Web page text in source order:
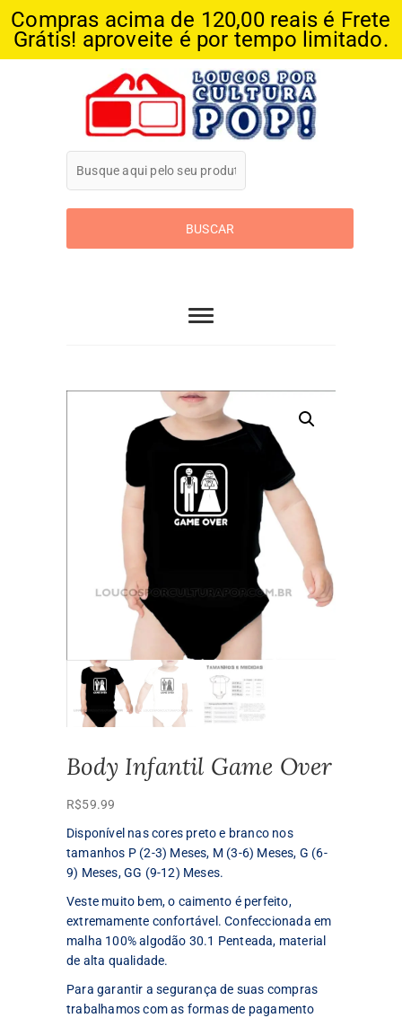
Compras acima de 120,00 reais é Frete
Grátis! aproveite é por tempo limitado.
Loucos Por
Cultura Pop
Body Infantil Game Over
R$59.99
Disponível nas cores preto e branco nos
tamanhos P (2-3) Meses, M (3-6) Meses, G (6-
9) Meses, GG (9-12) Meses.
Veste muito bem, o caimento é perfeito,
extremamente confortável. Confeccionada em
malha 100% algodão 30.1 Penteada, material
de alta qualidade.
Para garantir a segurança de suas compras
trabalhamos com as formas de pagamento